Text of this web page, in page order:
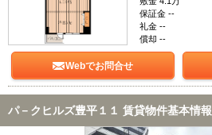
保証金 --
礼金 --
償却 --
Webでお問合せ
パ－クヒルズ豊平１１ 賃貸物件基本情報